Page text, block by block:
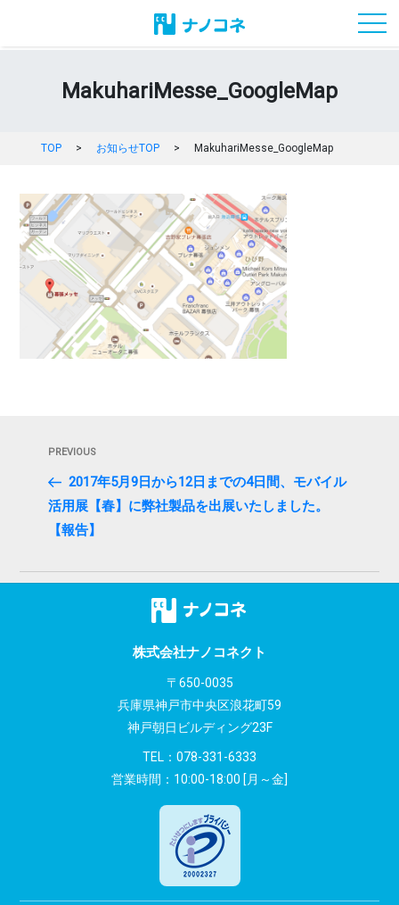
MakuhariMesse_GoogleMap
TOP > お知らせTOP > MakuhariMesse_GoogleMap
ナ
ゲ
Previous
Post
PREVIOUS
2017年5月9日から12日までの4日間、モバイル
活用展【春】に弊社製品を出展いたしました。
【報告】
株式会社ナノコネクト
〒650-0035
兵庫県神戸市中央区浪花町59
神戸朝日ビルディング23F
TEL： 078-331-6333
営業時間：10:00-18:00 [月～金]